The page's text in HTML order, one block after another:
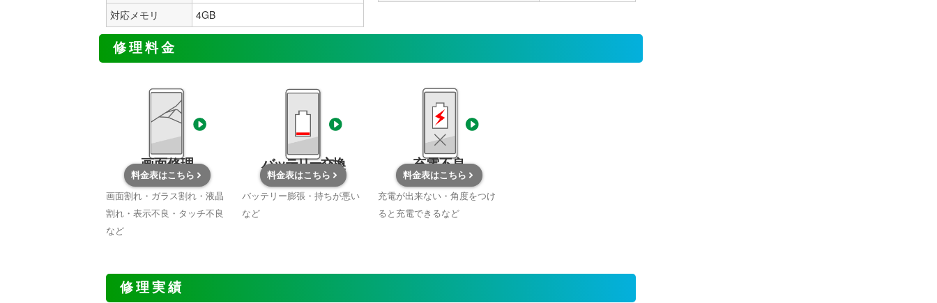
対応メモリ 4GB
修理料金
画面修理
料金表はこちら
画面割れ・ガラス割れ・液晶
割れ・表示不良・タッチ不良
など
バッテリー交換
料金表はこちら
バッテリー膨張・持ちが悪い
など
充電不良
料金表はこちら
充電が出来ない・角度をつけ
ると充電できるなど
修理実績